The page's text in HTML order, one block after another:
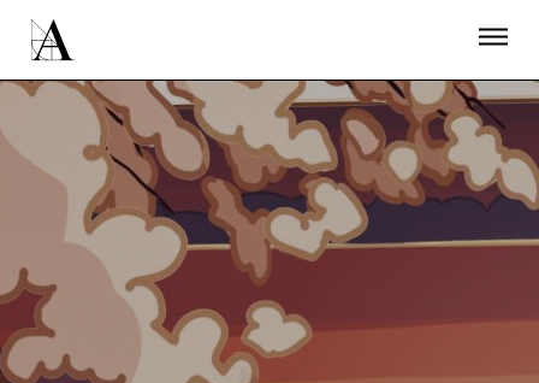
ACTUALIDAD
PROYECTOS
RESIDENCIAS
ÚNETE A LA ACADEMIA DE CINE
PRENSA
NEWSLETTER